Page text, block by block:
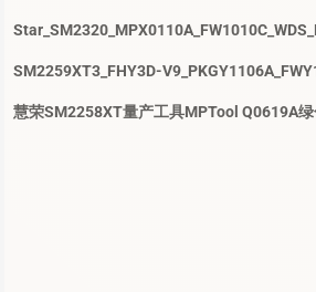
SM2259XT3_FHY3D-
慧荣SM2258XT量产工具MPTool Q0619A